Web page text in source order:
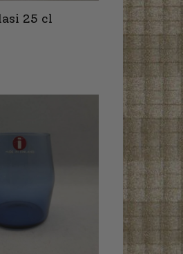
25 cl